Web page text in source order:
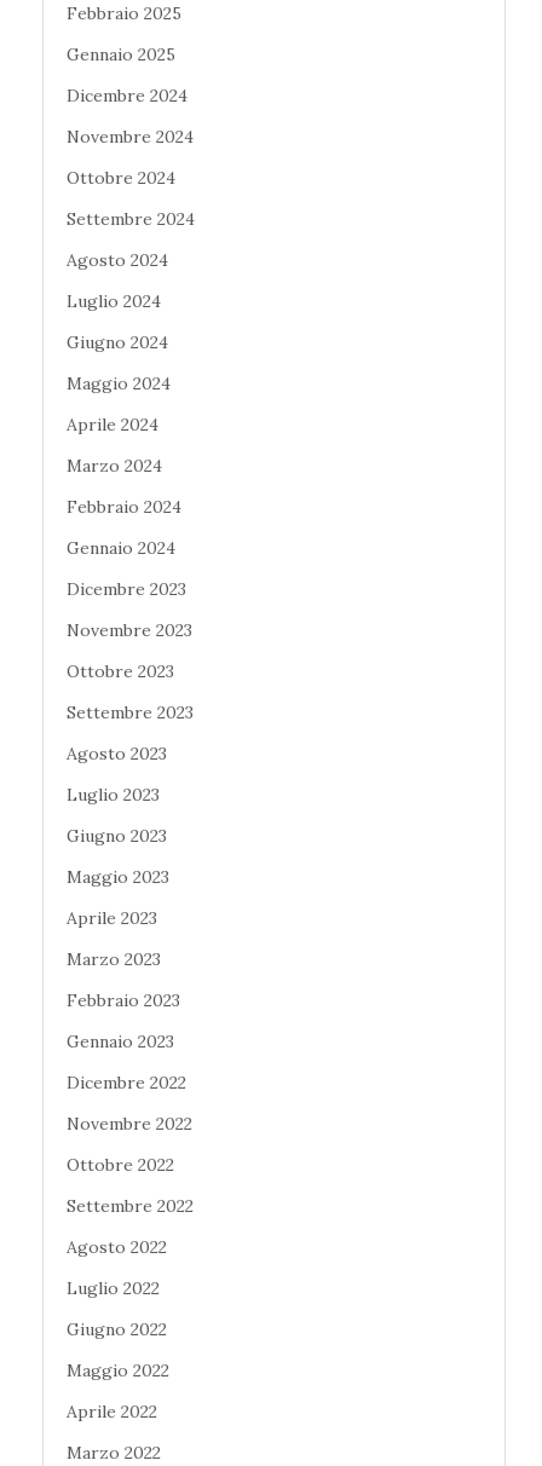
Febbraio 2025
Gennaio 2025
Dicembre 2024
Novembre 2024
Ottobre 2024
Settembre 2024
Agosto 2024
Luglio 2024
Giugno 2024
Maggio 2024
Aprile 2024
Marzo 2024
Febbraio 2024
Gennaio 2024
Dicembre 2023
Novembre 2023
Ottobre 2023
Settembre 2023
Agosto 2023
Luglio 2023
Giugno 2023
Maggio 2023
Aprile 2023
Marzo 2023
Febbraio 2023
Gennaio 2023
Dicembre 2022
Novembre 2022
Ottobre 2022
Settembre 2022
Agosto 2022
Luglio 2022
Giugno 2022
Maggio 2022
Aprile 2022
Marzo 2022